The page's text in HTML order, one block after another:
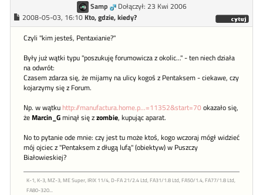
Samp
Dołączył: 23 Kwi 2006
2008-05-03, 16:10 Kto, gdzie, kiedy?
Czyli "kim jesteś, Pentaxianie?"
Były już wątki typu "poszukuję forumowicza z okolic..." - ten niech działa
na odwrót:
Czasem zdarza się, że mijamy na ulicy kogoś z Pentaksem - ciekawe, czy
kojarzymy się z Forum.
Np. w wątku http://manufactura.home.p...=11352&start=70okazało się,
żeMarcin_Gminął się zzombie, kupując aparat.
No to pytanie ode mnie: czy jest tu może ktoś, kogo wczoraj mógł widzieć
mój ojciec z "Pentaksem z długą lufą" (obiektyw) w Puszczy
Białowieskiej?
K-1, K-3, MZ-3, ME Super, IRIX 11/4, D-FA 21/2.4 Ltd, FA31/1.8 Ltd, FA50/1.4, FA77/1.8 Ltd,
FA80-320...